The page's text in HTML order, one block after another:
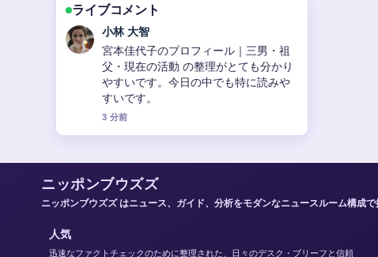
ライブコメント
田中 美咲
【2025年最新】赤西仁と黒木メイサの
結婚から離婚、新恋愛報道まで完全に
網羅！現在の関係も詳しく解説 を追っ
ていますが、この解説は落ち着いてい
て信頼できます。
ニッポンブウズズ
人気